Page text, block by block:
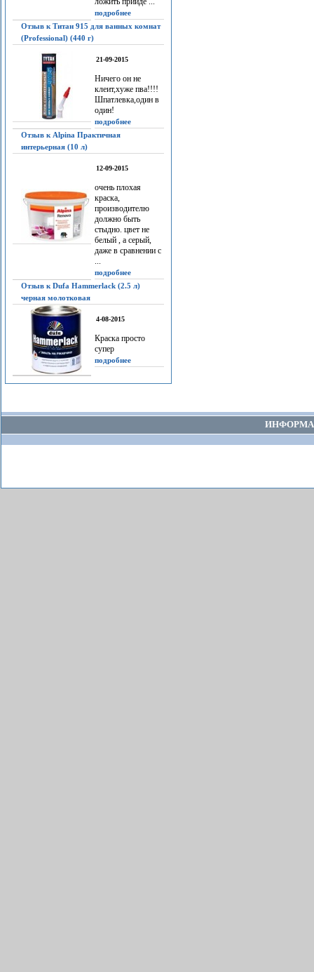
подробнее
Отзыв к Титан 915 для ванных комнат
(Professional) (440 г)
21-09-2015
Ничего он не
клеит,хуже пва!!!!
Шпатлевка,один в
один!
подробнее
Отзыв к Alpina Практичная
интерьерная (10 л)
12-09-2015
очень плохая
краска,
производителю
должно быть
стыдно. цвет не
белый , а серый,
даже в сравнении с
...
подробнее
Отзыв к Dufa Hammerlack (2.5 л)
черная молотковая
4-08-2015
Краска просто
супер
подробнее